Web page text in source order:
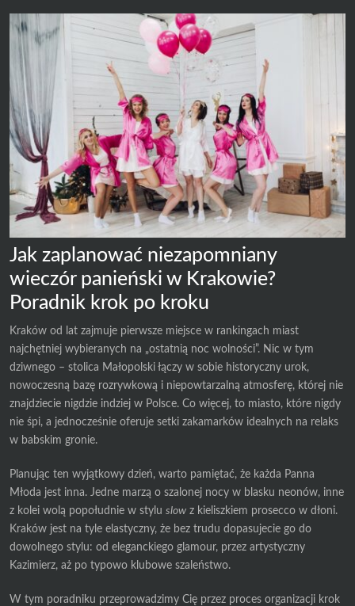
Jak zaplanować niezapomniany
wieczór panieński w Krakowie?
Poradnik krok po kroku
Kraków od lat zajmuje pierwsze miejsce w rankingach miast
najchętniej wybieranych na „ostatnią noc wolności”. Nic w tym
dziwnego – stolica Małopolski łączy w sobie historyczny urok,
nowoczesną bazę rozrywkową i niepowtarzalną atmosferę, której nie
znajdziecie nigdzie indziej w Polsce. Co więcej, to miasto, które nigdy
nie śpi, a jednocześnie oferuje setki zakamarków idealnych na relaks
w babskim gronie.
Planując ten wyjątkowy dzień, warto pamiętać, że każda Panna
Młoda jest inna. Jedne marzą o szalonej nocy w blasku neonów, inne
z kolei wolą popołudnie w stylu slow z kieliszkiem prosecco w dłoni.
Kraków jest na tyle elastyczny, że bez trudu dopasujecie go do
dowolnego stylu: od eleganckiego glamour, przez artystyczny
Kazimierz, aż po typowo klubowe szaleństwo.
W tym poradniku przeprowadzimy Cię przez proces organizacji krok